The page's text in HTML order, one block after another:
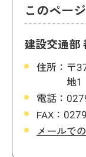
このペー
建設交通部
住所： 〒
地1
電話：
FAX：
メールで